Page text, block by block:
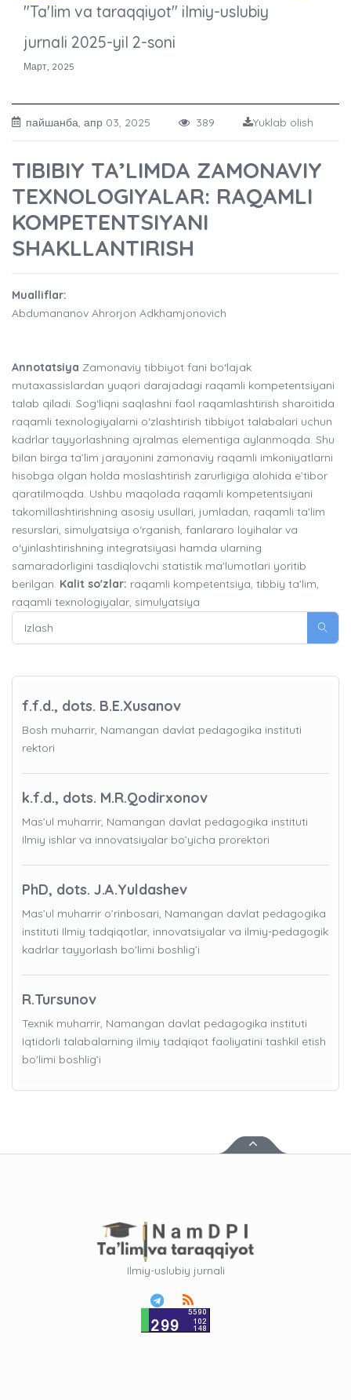
"Ta'lim va taraqqiyot" ilmiy-uslubiy
jurnali 2025-yil 2-soni
Март, 2025
пайшанба, апр 03, 2025 389 Yuklab olish
TIBIBIY TA’LIMDA ZAMONAVIY
TEXNOLOGIYALAR: RAQAMLI
KOMPETENTSIYANI
SHAKLLANTIRISH
Mualliflar:
Abdumananov Ahrorjon Adkhamjonovich
Annotatsiya Zamonaviy tibbiyot fani bo‘lajak
mutaxassislardan yuqori darajadagi raqamli kompetentsiyani
talab qiladi. Sog‘liqni saqlashni faol raqamlashtirish sharoitida
raqamli texnologiyalarni o‘zlashtirish tibbiyot talabalari uchun
kadrlar tayyorlashning ajralmas elementiga aylanmoqda. Shu
bilan birga ta’lim jarayonini zamonaviy raqamli imkoniyatlarni
hisobga olgan holda moslashtirish zarurligiga alohida e’tibor
qaratilmoqda. Ushbu maqolada raqamli kompetentsiyani
takomillashtirishning asosiy usullari, jumladan, raqamli ta'lim
resurslari, simulyatsiya o‘rganish, fanlararo loyihalar va
o‘yinlashtirishning integratsiyasi hamda ularning
samaradorligini tasdiqlovchi statistik ma'lumotlari yoritib
berilgan. Kalit so'zlar: raqamli kompetentsiya, tibbiy ta'lim,
raqamli texnologiyalar, simulyatsiya
f.f.d., dots. B.E.Xusanov
Bosh muharrir, Namangan davlat pedagogika instituti
rektori
k.f.d., dots. M.R.Qodirxonov
Mas’ul muharrir, Namangan davlat pedagogika instituti
Ilmiy ishlar va innovatsiyalar bo’yicha prorektori
PhD, dots. J.A.Yuldashev
Mas’ul muharrir o’rinbosari, Namangan davlat pedagogika
instituti Ilmiy tadqiqotlar, innovatsiyalar va ilmiy-pedagogik
kadrlar tayyorlash bo'limi boshlig’i
R.Tursunov
Texnik muharrir, Namangan davlat pedagogika instituti
Iqtidorli talabalarning ilmiy tadqiqot faoliyatini tashkil etish
bo'limi boshlig’i
Ilmiy-uslubiy jurnali